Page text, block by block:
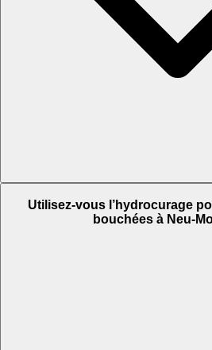
Utilisez-vous l’hydrocurage
bouchées à Neu-